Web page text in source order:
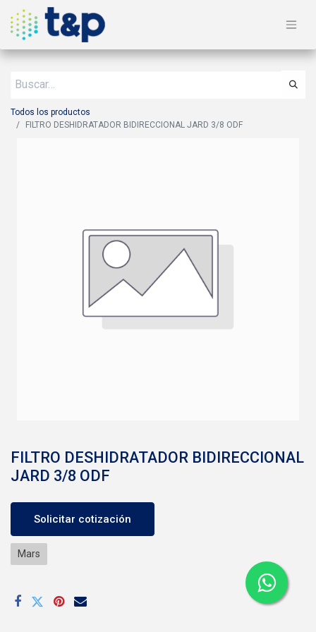
Todos los productos
FILTRO DESHIDRATADOR BIDIRECCIONAL JARD 3/8 ODF
FILTRO DESHIDRATADOR BIDIRECCIONAL
JARD 3/8 ODF
Solicitar cotización
Mars